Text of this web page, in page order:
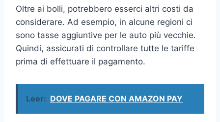
Oltre ai bolli, potrebbero esserci altri costi da
considerare. Ad esempio, in alcune regioni ci
sono tasse aggiuntive per le auto più vecchie.
Quindi, assicurati di controllare tutte le tariffe
prima di effettuare il pagamento.
Leer: DOVE PAGARE CON AMAZON PAY